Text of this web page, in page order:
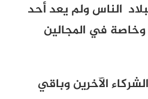
الناس ولم يعد أحد
في المجالين
الآخرين وباقي